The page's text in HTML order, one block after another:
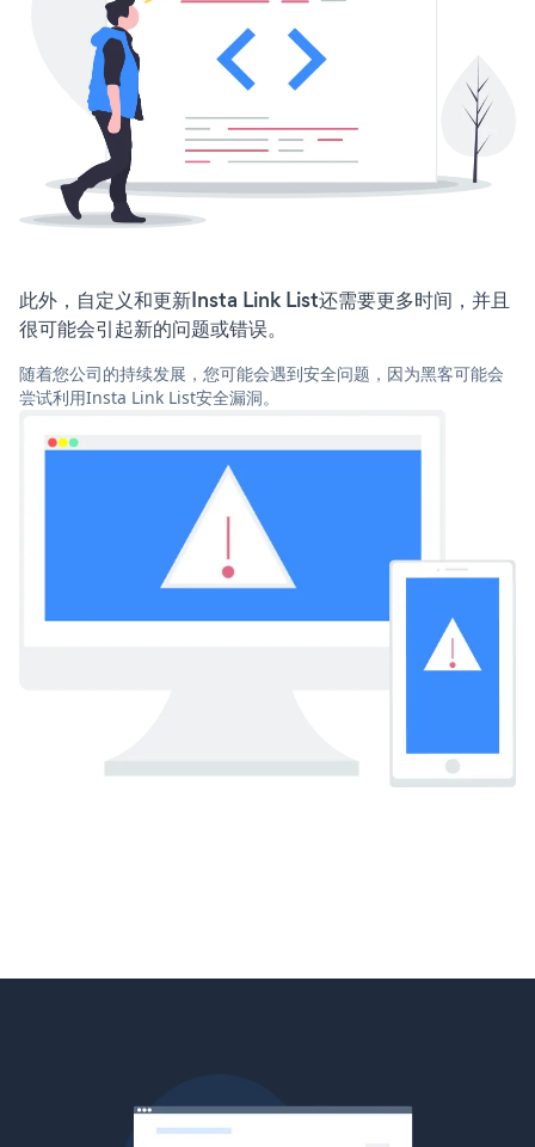
此外，自定义和更新Insta Link List还需要更多时间，并且
很可能会引起新的问题或错误。
随着您公司的持续发展，您可能会遇到安全问题，因为黑客可能会
尝试利用Insta Link List安全漏洞。